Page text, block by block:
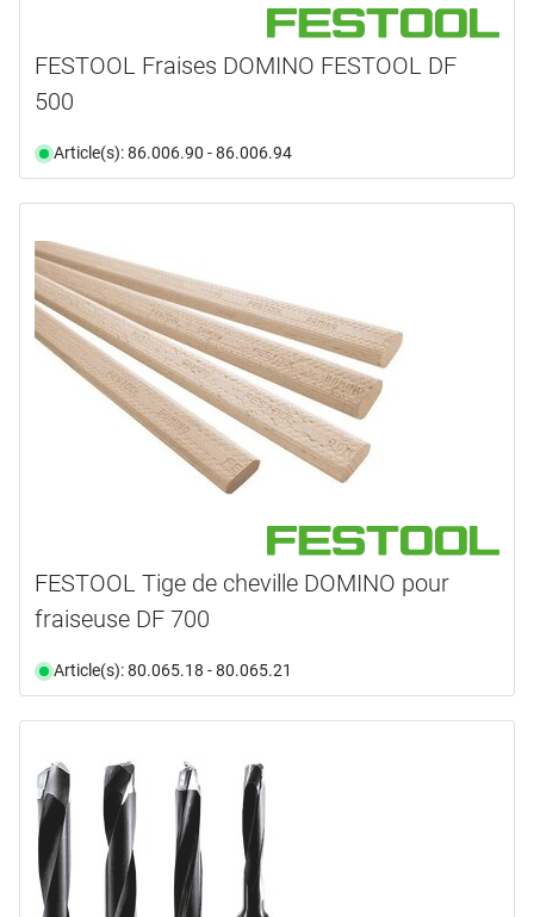
FESTOOL Fraises DOMINO FESTOOL DF
500
Article(s): 86.006.90 - 86.006.94
FESTOOL Tige de cheville DOMINO pour
fraiseuse DF 700
Article(s): 80.065.18 - 80.065.21